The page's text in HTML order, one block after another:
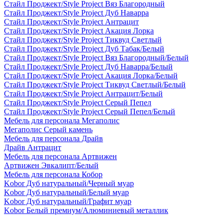
Стайл Проджект/Style Project Вяз Благородный
Стайл Проджект/Style Project Дуб Наварра
Стайл Проджект/Style Project Антрацит
Стайл Проджект/Style Project Акация Лорка
Стайл Проджект/Style Project Тиквуд Светлый
Стайл Проджект/Style Project Дуб Табак/Белый
Стайл Проджект/Style Project Вяз Благородный/Белый
Стайл Проджект/Style Project Дуб Наварра/Белый
Стайл Проджект/Style Project Акация Лорка/Белый
Стайл Проджект/Style Project Тиквуд Светлый/Белый
Стайл Проджект/Style Project Антрацит/Белый
Стайл Проджект/Style Project Серый Пепел
Стайл Проджект/Style Project Серый Пепел/Белый
Мебель для персонала Мегаполис
Мегаполис Серый камень
Мебель для персонала Драйв
Драйв Антрацит
Мебель для персонала Артвижен
Артвижен Эвкалипт/Белый
Мебель для персонала Кобор
Kobor Дуб натуральный/Черный муар
Kobor Дуб натуральный/Белый муар
Kobor Дуб натуральный/Графит муар
Kobor Белый премиум/Алюминиевый металлик